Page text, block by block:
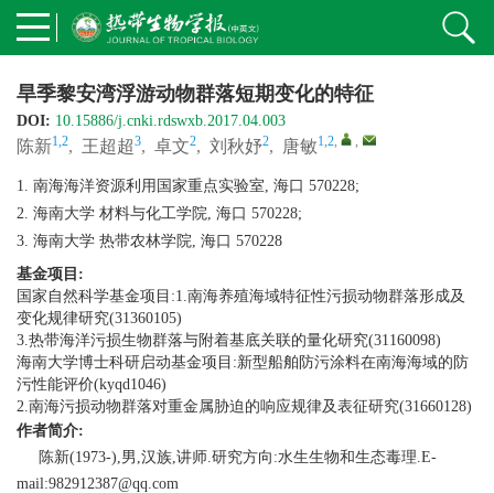
旱季黎安湾浮游动物群落短期变化的特征
DOI: 10.15886/j.cnki.rdswxb.2017.04.003
陈新1,2, 王超超3, 卓文2, 刘秋妤2, 唐敏1,2, ,
1. 南海海洋资源利用国家重点实验室, 海口 570228;
2. 海南大学 材料与化工学院, 海口 570228;
3. 海南大学 热带农林学院, 海口 570228
基金项目:
国家自然科学基金项目:1.南海养殖海域特征性污损动物群落形成及
变化规律研究(31360105)
3.热带海洋污损生物群落与附着基底关联的量化研究(31160098)
海南大学博士科研启动基金项目:新型船舶防污涂料在南海海域的防
污性能评价(kyqd1046)
2.南海污损动物群落对重金属胁迫的响应规律及表征研究(31660128)
作者简介:
陈新(1973-),男,汉族,讲师.研究方向:水生生物和生态毒理.E-
mail:982912387@qq.com